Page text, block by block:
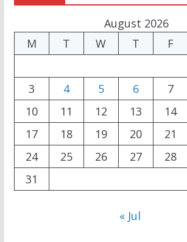
August 2026
M
T W T F
3
4 5 6 7
10
11 12 13 14
17
18 19 20 21
24
25 26 27 28
31
« Jul